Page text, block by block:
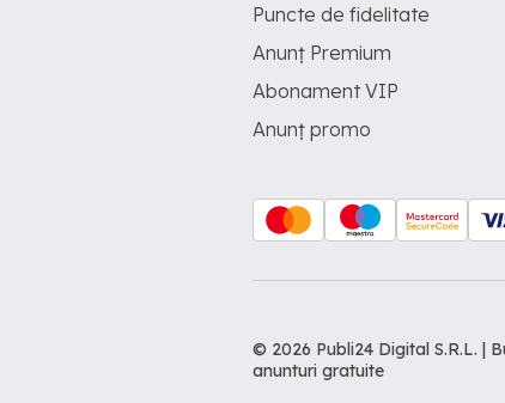
Puncte de fidelitate
Anunț Premium
Abonament VIP
Anunț promo
© 2026 Publi24 Digital S.R.L. |
anunturi gratuite